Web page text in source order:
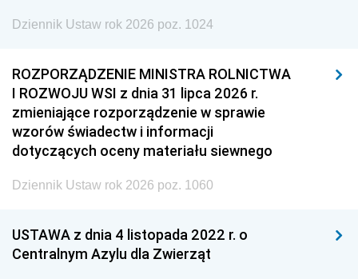
Dziennik Ustaw rok 2026 poz. 1024
ROZPORZĄDZENIE MINISTRA ROLNICTWA
I ROZWOJU WSI z dnia 31 lipca 2026 r.
zmieniające rozporządzenie w sprawie
wzorów świadectw i informacji
dotyczących oceny materiału siewnego
Dziennik Ustaw rok 2026 poz. 1060
USTAWA z dnia 4 listopada 2022 r. o
Centralnym Azylu dla Zwierząt